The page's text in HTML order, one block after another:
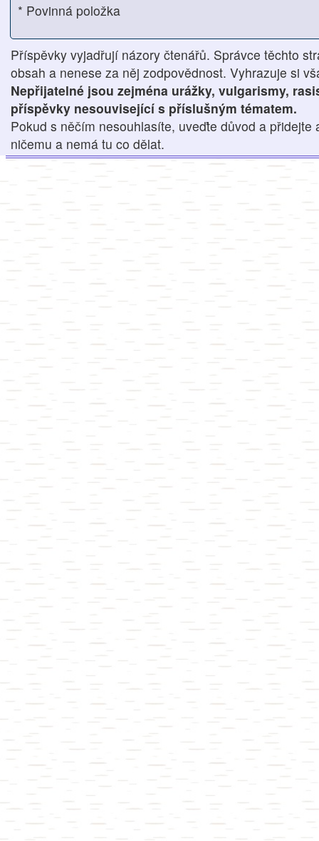
* Povinná položka
Příspěvky vyjadřují názory čtenářů. Správce těchto
obsah a nenese za něj zodpovědnost. Vyhrazuje si
Nepřijatelné jsou zejména urážky, vulgarismy,
příspěvky nesouvisející s příslušným tématem.
Pokud s něčím nesouhlasíte, uveďte důvod a přidejte
ničemu a nemá tu co dělat.